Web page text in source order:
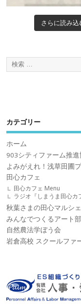
さらに読み込
カテゴリー
ホーム
903シティファーム推
よみがえれ！浅草田圃
田心カフェ
田心カフェ Menu
ラジオ『しまうま田心カ
秋葉さまの田心マルシェ
みんなでつくるアート部
自然農法学ぼう会
岩倉高校 スクールファ